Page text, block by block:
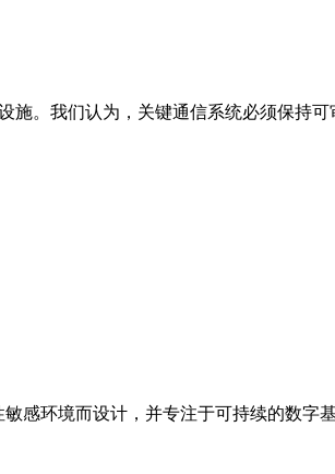
。我们认为，关键通信系统必须保持可
感环境而设计，并专注于可持续的数字基